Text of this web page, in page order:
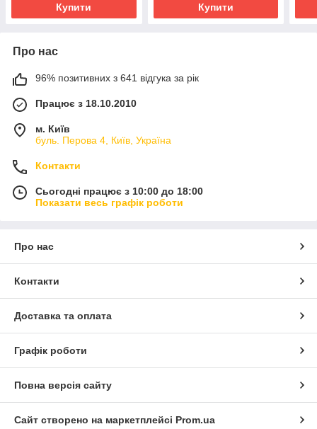
Купити Купити
Про нас
96% позитивних з 641 відгука за рік
Працює з 18.10.2010
м. Київ
буль. Перова 4, Київ, Україна
Контакти
Сьогодні працює з 10:00 до 18:00
Показати весь графік роботи
Про нас
Контакти
Доставка та оплата
Графік роботи
Повна версія сайту
Сайт створено на маркетплейсі Prom.ua